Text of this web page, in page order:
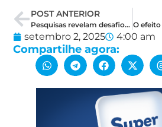
POST ANTERIOR
Pesquisas revelam desafios de Allyson Bezerra para ampliar base eleitoral em 2026
setembro 2, 2025 4:00 am
Compartilhe agora: